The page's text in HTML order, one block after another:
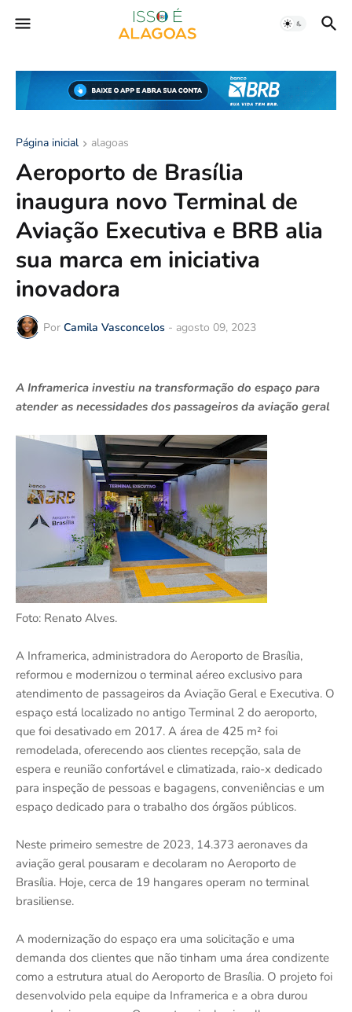
Página inicial alagoas
Aeroporto de Brasília
inaugura novo Terminal de
Aviação Executiva e BRB alia
sua marca em iniciativa
inovadora
Por Camila Vasconcelos - agosto 09, 2023
A Inframerica investiu na transformação do espaço para
atender as necessidades dos passageiros da aviação geral
Foto: Renato Alves.
A Inframerica, administradora do Aeroporto de Brasília,
reformou e modernizou o terminal aéreo exclusivo para
atendimento de passageiros da Aviação Geral e Executiva. O
espaço está localizado no antigo Terminal 2 do aeroporto,
que foi desativado em 2017. A área de 425 m² foi
remodelada, oferecendo aos clientes recepção, sala de
espera e reunião confortável e climatizada, raio-x dedicado
para inspeção de pessoas e bagagens, conveniências e um
espaço dedicado para o trabalho dos órgãos públicos.
Neste primeiro semestre de 2023, 14.373 aeronaves da
aviação geral pousaram e decolaram no Aeroporto de
Brasília. Hoje, cerca de 19 hangares operam no terminal
brasiliense.
A modernização do espaço era uma solicitação e uma
demanda dos clientes que não tinham uma área condizente
como a estrutura atual do Aeroporto de Brasília. O projeto foi
desenvolvido pela equipe da Inframerica e a obra durou